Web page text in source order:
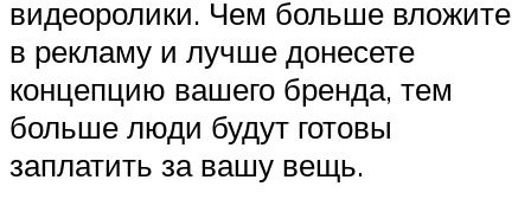
видеоролики. Чем больше вложите
в рекламу и лучше донесете
концепцию вашего бренда, тем
больше люди будут готовы
заплатить за вашу вещь.